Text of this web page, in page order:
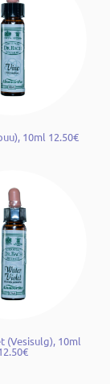
10ml 12.50€
(Vesisulg), 10ml